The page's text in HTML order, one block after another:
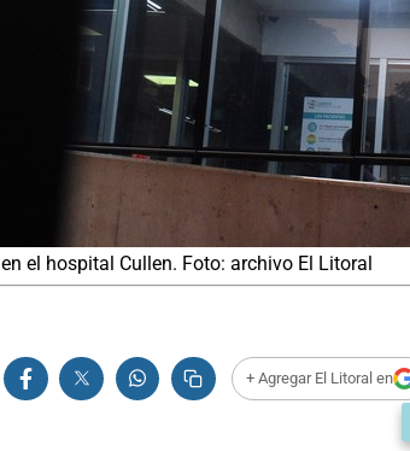
el hospital Cullen. Foto: archivo El Litoral
+ Agregar El Litoral en